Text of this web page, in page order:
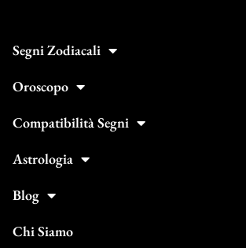
Segni Zodiacali
Oroscopo
Compatibilità Segni
Astrologia
Blog
Chi Siamo